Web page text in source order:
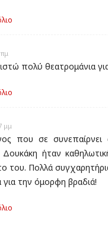
πολύ θεατρομάνια
μμ
που σε
ήταν
του. Πολλά
την όμορφη βραδιά!